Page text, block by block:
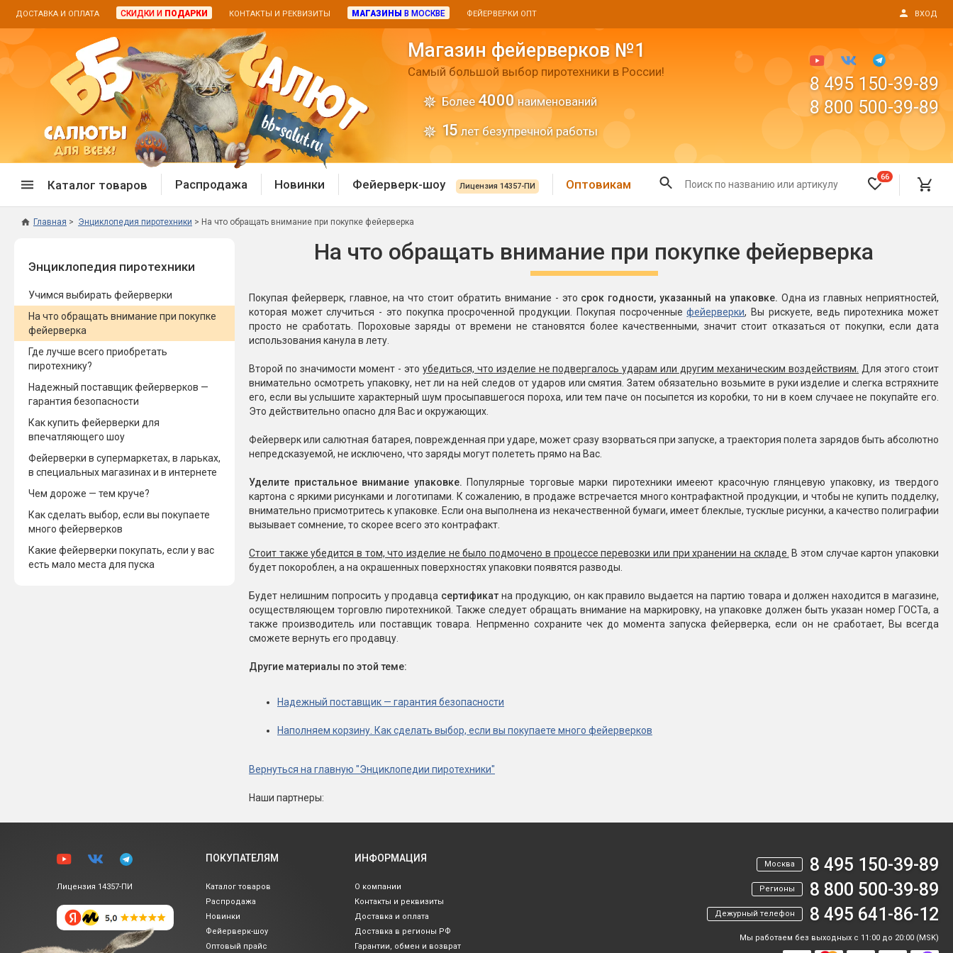
ДОСТАВКА И ОПЛАТА СКИДКИ И ПОДАРКИ КОНТАКТЫ И РЕКВИЗИТЫ МАГАЗИНЫ В МОСКВЕ ФЕЙЕРВЕРКИ ОПТ ВХОД
Магазин фейерверков №1
Самый большой выбор пиротехники в России!
Более 4000 наименований
15 лет безупречной работы
8 495 150-39-89
8 800 500-39-89
Каталог товаров
Распродажа фейерверков
Распродажа бенгальских огней
Новинки 2025/26
Фейерверк-шоу
Батареи салютов
Цветной дым
Хлопушки
Батареи салютов
Маленькие фейерверки
Большие фейерверки
Супер-фейерверки
Пневмохлопушки
Петарды
Терочные
Фитильные
Лимонки, гранаты
Корсары
Летающие и наземные
Бабочки, пчелы
Жуки
Циркоблицы
Цветной дым и огонь
Цветной дым
Стробоскопы
Сигнальная пиротехника
Хлопушки и пневмохлопушки
Маленькие хлопушки
Пневмохлопушки
Бенгальские огни
Фонтаны пиротехнические
Фонтаны в торт (холодные)
Фонтаны сценические (холодные)
Фестивальные шары
Все для праздника
Фонтаны в торт (холодные)
Небесные фонарики
Фейерверк-шоу
Распродажа Новинки Фейерверк-шоу Лицензия 14357-ПИ Оптовикам
66
Главная Энциклопедия пиротехники На что обращать внимание при покупке фейерверка
Энциклопедия пиротехники
Учимся выбирать фейерверки
На что обращать внимание при покупке
фейерверка
Где лучше всего приобретать
пиротехнику?
Надежный поставщик фейерверков —
гарантия безопасности
Как купить фейерверки для
впечатляющего шоу
Фейерверки в супермаркетах, в ларьках,
в специальных магазинах и в интернете
Чем дороже — тем круче?
Как сделать выбор, если вы покупаете
много фейерверков
Какие фейерверки покупать, если у вас
есть мало места для пуска
На что обращать внимание при покупке фейерверка
Покупая фейерверк, главное, на что стоит обратить внимание - это срок годности, указанный на упаковке. Одна из главных неприятностей,
которая может случиться - это покупка просроченной продукции. Покупая посроченныефейерверки, Вы рискуете, ведь пиротехника может
просто не сработать. Пороховые заряды от времени не становятся более качественными, значит стоит отказаться от покупки, если дата
использования канула в лету.
Второй по значимости момент - это убедиться, что изделие не подвергалось ударам или другим механическим воздействиям. Для этого стоит
внимательно осмотреть упаковку, нет ли на ней следов от ударов или смятия. Затем обязательно возьмите в руки изделие и слегка встряхните
его, если вы услышите характерный шум просыпавшегося пороха, или тем паче он посыпется из коробки, то ни в коем случаее не покупайте его.
Это действительно опасно для Вас и окружающих.
Фейерверк или салютная батарея, поврежденная при ударе, может сразу взорваться при запуске, а траектория полета зарядов быть абсолютно
непредсказуемой, не исключено, что заряды могут полететь прямо на Вас.
Уделите пристальное внимание упаковке. Популярные торговые марки пиротехники имееют красочную глянцевую упаковку, из твердого
картона с яркими рисунками и логотипами. К сожалению, в продаже встречается много контрафактной продукции, и чтобы не купить подделку,
внимательно присмотритесь к упаковке. Если она выполнена из некачественной бумаги, имеет блеклые, тусклые рисунки, а качество полиграфии
вызывает сомнение, то скорее всего это контрафакт.
Стоит также убедится в том, что изделие не было подмочено в процессе перевозки или при хранении на складе. В этом случае картон упаковки
будет покороблен, а на окрашенных поверхностях упаковки появятся разводы.
Будет нелишним попросить у продавца сертификат на продукцию, он как правило выдается на партию товара и должен находится в магазине,
осуществляющем торговлю пиротехникой. Также следует обращать внимание на маркировку, на упаковке должен быть указан номер ГОСТа, а
также производитель или поставщик товара. Непрменно сохраните чек до момента запуска фейерверка, если он не сработает, Вы всегда
сможете вернуть его продавцу.
Другие материалы по этой теме:
Надежный поставщик — гарантия безопасности
Наполняем корзину. Как сделать выбор, если вы покупаете много фейерверков
Вернуться на главную "Энциклопедии пиротехники"
Наши партнеры:
Лицензия 14357-ПИ
ПОКУПАТЕЛЯМ
Каталог товаров
Распродажа
Новинки
Фейерверк-шоу
Оптовый прайс
ИНФОРМАЦИЯ
О компании
Контакты и реквизиты
Доставка и оплата
Доставка в регионы РФ
Гарантии, обмен и возврат
Москва 8 495 150-39-89
Регионы 8 800 500-39-89
Дежурный телефон 8 495 641-86-12
Мы работаем без выходных с 11:00 до 20:00 (MSK)